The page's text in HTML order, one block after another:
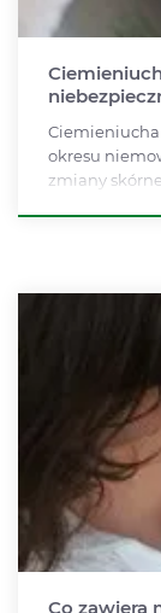
Ciemieniucha
okresu
zmiany
odpowiednia
regularnym
ciemieniuchę
Co zawiera